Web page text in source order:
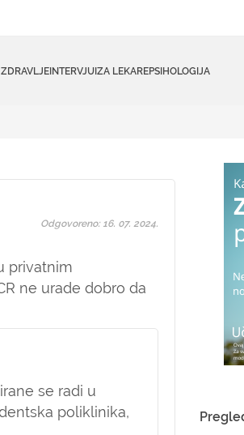
INTERVJUIZA LEKAREPSIHOLOGIJA
privatnim
ne urade dobro da
Odgovoreno: 16. 07. 2024.
se radi u
poliklinika,